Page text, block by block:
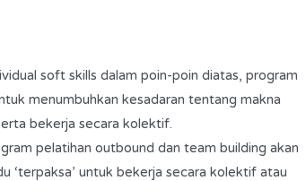
soft skills dalam poin-poin diatas, program
menumbuhkan kesadaran tentang makna
bekerja secara kolektif.
pelatihan outbound dan team building akan
‘terpaksa’ untuk bekerja secara kolektif atau